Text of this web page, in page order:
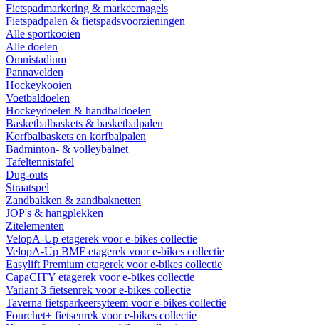
Fietspadmarkering & markeernagels
Fietspadpalen & fietspadsvoorzieningen
Alle sportkooien
Alle doelen
Omnistadium
Pannavelden
Hockeykooien
Voetbaldoelen
Hockeydoelen & handbaldoelen
Basketbalbaskets & basketbalpalen
Korfbalbaskets en korfbalpalen
Badminton- & volleybalnet
Tafeltennistafel
Dug-outs
Straatspel
Zandbakken & zandbaknetten
JOP's & hangplekken
Zitelementen
VelopA-Up etagerek voor e-bikes collectie
VelopA-Up BMF etagerek voor e-bikes collectie
Easylift Premium etagerek voor e-bikes collectie
CapaCITY etagerek voor e-bikes collectie
Variant 3 fietsenrek voor e-bikes collectie
Taverna fietsparkeersyteem voor e-bikes collectie
Fourchet+ fietsenrek voor e-bikes collectie